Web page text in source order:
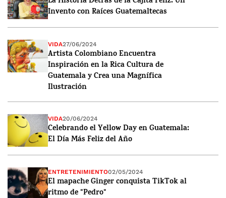
Invento con Raíces Guatemaltecas
VIDA27/06/2024
Artista Colombiano Encuentra
Inspiración en la Rica Cultura de
Guatemala y Crea una Magnífica
Ilustración
VIDA20/06/2024
Celebrando el Yellow Day en Guatemala:
El Día Más Feliz del Año
ENTRETENIMIENTO02/05/2024
El mapache Ginger conquista TikTok al
ritmo de "Pedro"